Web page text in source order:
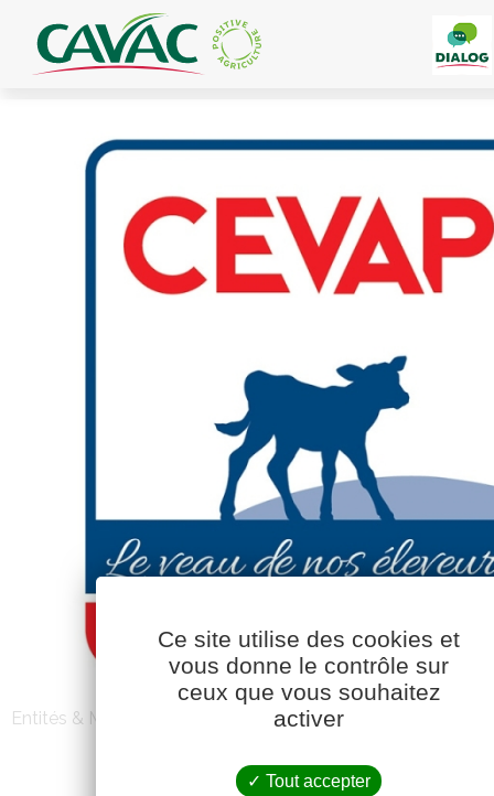
Entités & Marques
Panneau de gestion des cookies
Ce site utilise des cookies et
vous donne le contrôle sur
ceux que vous souhaitez
activer
Tout accepter